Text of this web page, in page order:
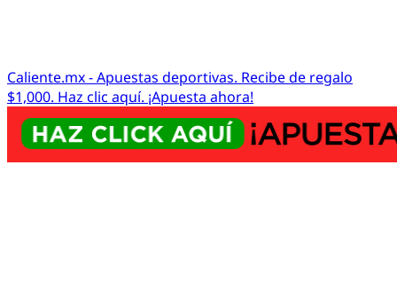
Caliente.mx - Apuestas deportivas. Recibe de regalo
$1,000. Haz clic aquí. ¡Apuesta ahora!